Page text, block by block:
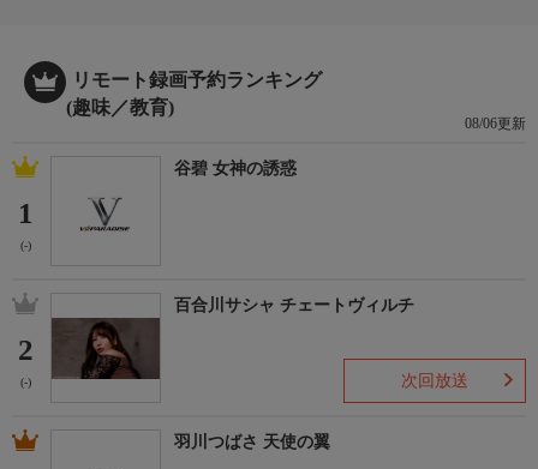
リモート録画予約ランキング
(趣味／教育)
08/06更新
1
(-)
谷碧 女神の誘惑
2
(-)
百合川サシャ チェートヴィルチ
次回放送
羽川つばさ 天使の翼